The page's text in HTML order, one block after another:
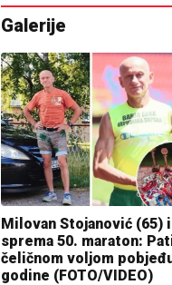
Galerije
Milovan Stojanović (65)
sprema 50. maraton:
čeličnom voljom
godine (FOTO/VIDEO)